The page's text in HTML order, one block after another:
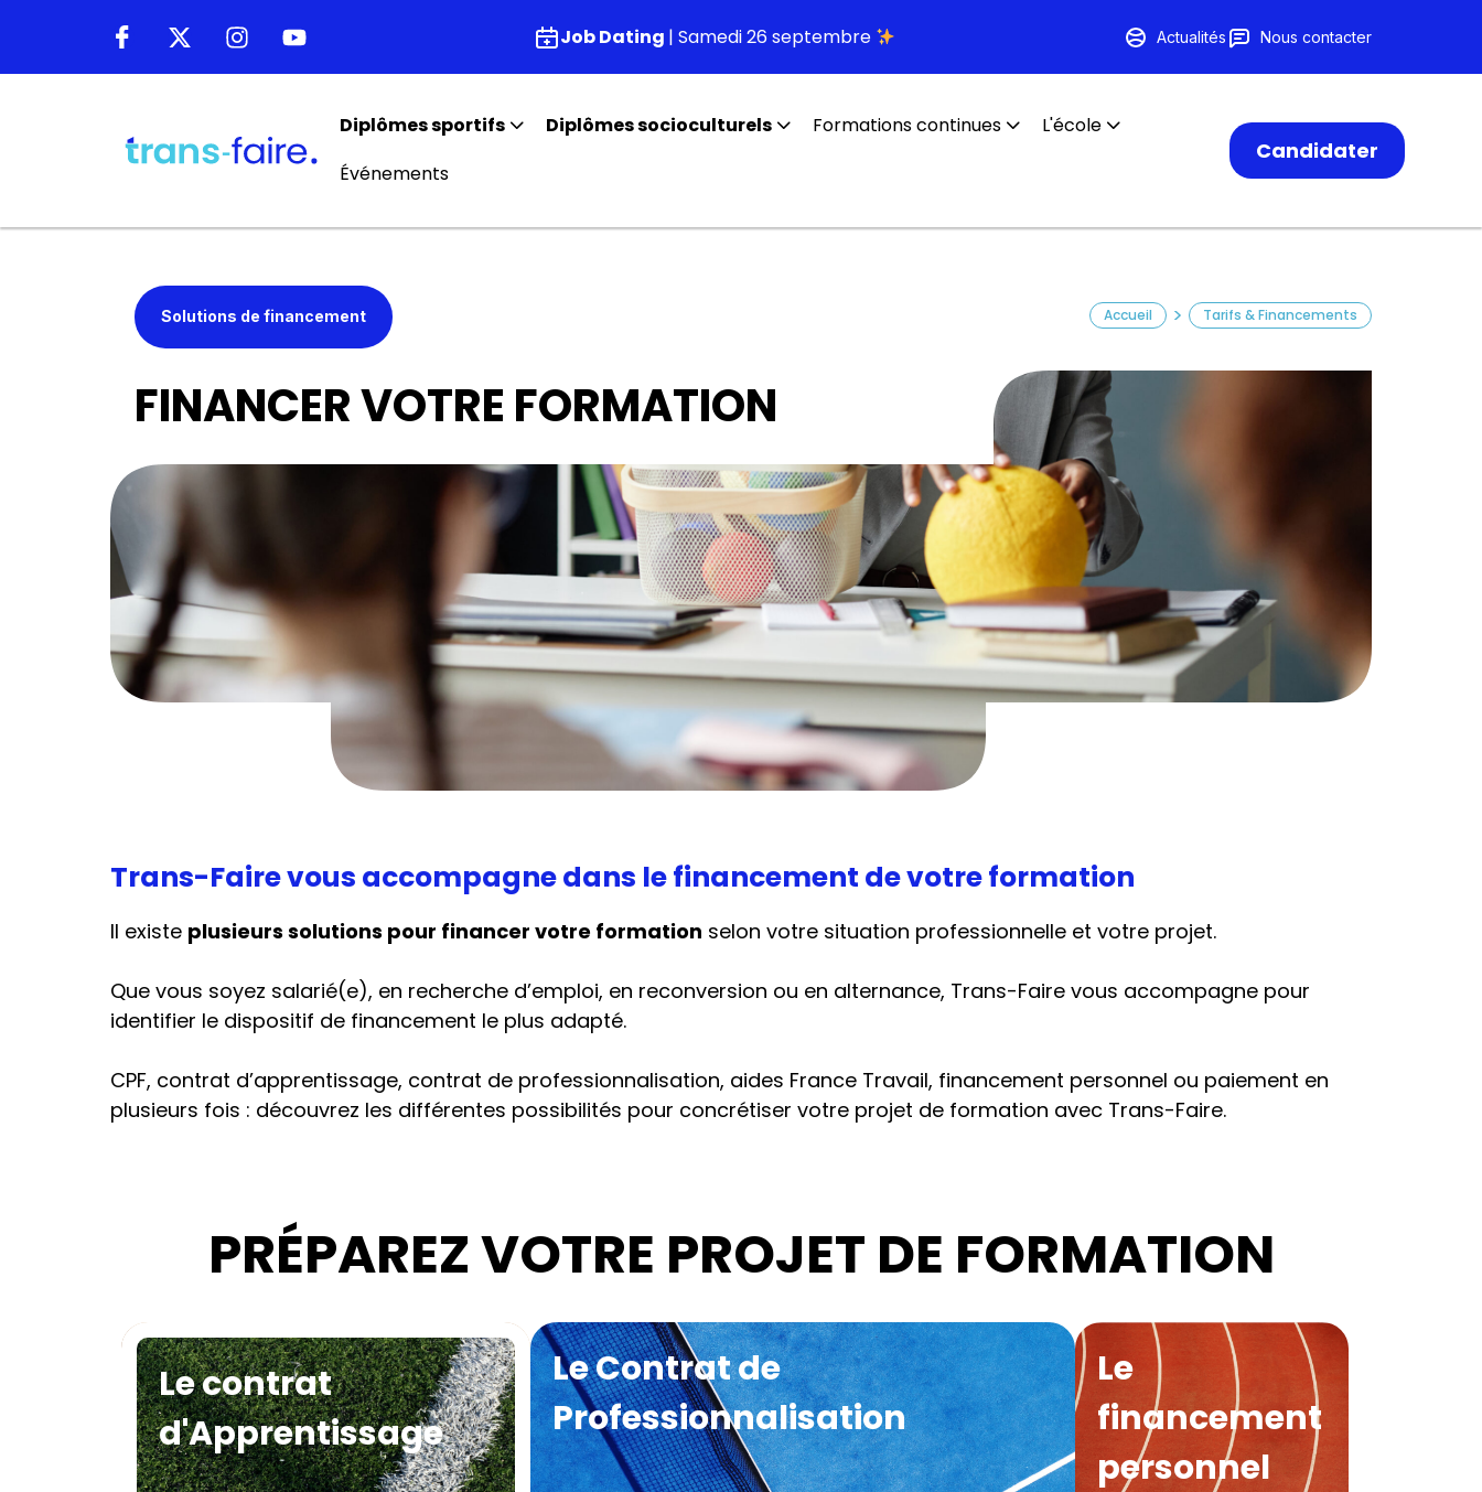
Job Dating | Samedi 26 septembre Actualités Nous contacter
Diplômes sportifs Diplômes socioculturels Formations continues
L'école
Événements
Candidater
Solutions de financement Accueil > Tarifs & Financements
FINANCER VOTRE FORMATION
Trans-Faire vous accompagne dans le financement de votre formation
Il existe plusieurs solutions pour financer votre formation selon votre situation professionnelle et votre projet.
Que vous soyez salarié(e), en recherche d’emploi, en reconversion ou en alternance, Trans-Faire vous accompagne pour
identifier le dispositif de financement le plus adapté.
CPF, contrat d’apprentissage, contrat de professionnalisation, aides France Travail, financement personnel ou paiement en
plusieurs fois : découvrez les différentes possibilités pour concrétiser votre projet de formation avec Trans-Faire.
PRÉPAREZ VOTRE PROJET DE FORMATION
Le contrat
d'Apprentissage
Le Compte Personnel
de Formation (CPF)
Le Contrat de
Professionnalisation
Le
financement
personnel